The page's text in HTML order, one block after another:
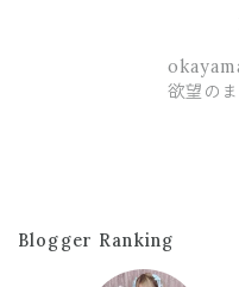
欲望の
Blogger Ranking